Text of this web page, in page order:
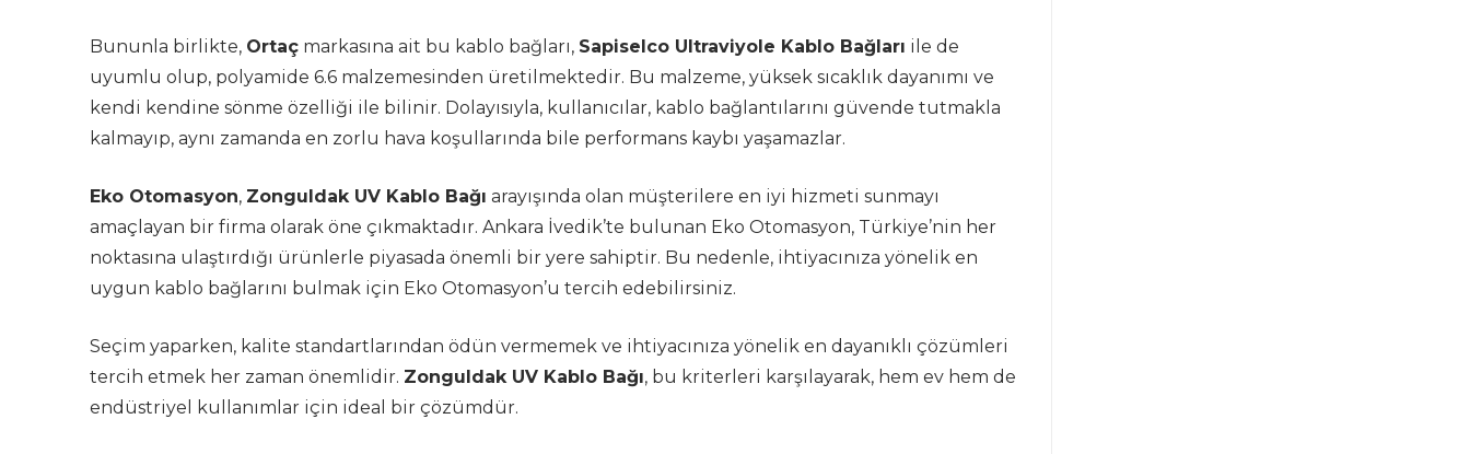
Bununla birlikte, Ortaç markasına ait bu kablo bağları, Sapiselco Ultraviyole Kablo Bağları ile de
uyumlu olup, polyamide 6.6 malzemesinden üretilmektedir. Bu malzeme, yüksek sıcaklık dayanımı ve
kendi kendine sönme özelliği ile bilinir. Dolayısıyla, kullanıcılar, kablo bağlantılarını güvende tutmakla
kalmayıp, aynı zamanda en zorlu hava koşullarında bile performans kaybı yaşamazlar.
Eko Otomasyon, Zonguldak UV Kablo Bağı arayışında olan müşterilere en iyi hizmeti sunmayı
amaçlayan bir firma olarak öne çıkmaktadır. Ankara İvedik’te bulunan Eko Otomasyon, Türkiye’nin her
noktasına ulaştırdığı ürünlerle piyasada önemli bir yere sahiptir. Bu nedenle, ihtiyacınıza yönelik en
uygun kablo bağlarını bulmak için Eko Otomasyon’u tercih edebilirsiniz.
Seçim yaparken, kalite standartlarından ödün vermemek ve ihtiyacınıza yönelik en dayanıklı çözümleri
tercih etmek her zaman önemlidir. Zonguldak UV Kablo Bağı, bu kriterleri karşılayarak, hem ev hem de
endüstriyel kullanımlar için ideal bir çözümdür.